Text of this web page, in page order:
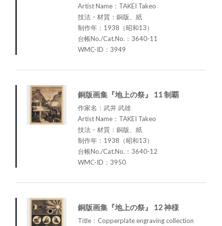
Artist Name：TAKEI Takeo
技法・材質：銅版、紙
制作年：1938（昭和13）
台帳No./Cat.No.：3640-11
WMC-ID：3949
銅版画集『地上の祭』 11 制覇
作家名：武井 武雄
Artist Name：TAKEI Takeo
技法・材質：銅版、紙
制作年：1938（昭和13）
台帳No./Cat.No.：3640-12
WMC-ID：3950
銅版画集『地上の祭』 12 神様
Title：Copperplate engraving collection